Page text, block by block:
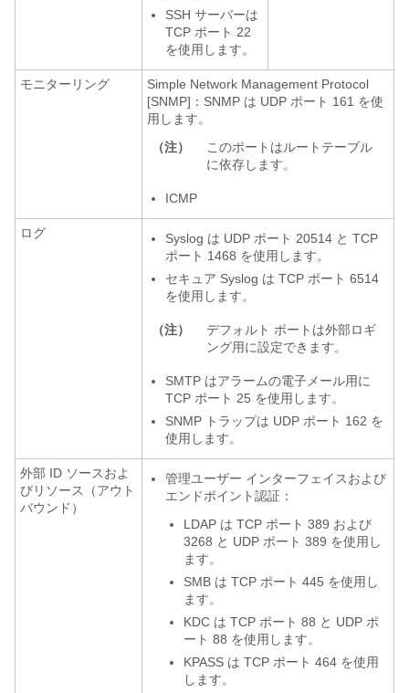
SSH サーバーは
TCP ポート 22
を使用します。
モニターリング
Simple Network Management Protocol
[SNMP]：SNMP は UDP ポート 161 を使
用します。
（注）
このポートはルートテーブル
に依存します。
ICMP
ログ
Syslog は UDP ポート 20514 と TCP
ポート 1468 を使用します。
セキュア Syslog は TCP ポート 6514
を使用します。
（注）
デフォルト ポートは外部ロギ
ング用に設定できます。
SMTP はアラームの電子メール用に
TCP ポート 25 を使用します。
SNMP トラップは UDP ポート 162 を
使用します。
外部 ID ソースおよ
びリソース（アウト
バウンド）
管理ユーザー インターフェイスおよび
エンドポイント認証：
LDAP は TCP ポート 389 および
3268 と UDP ポート 389 を使用し
ます。
SMB は TCP ポート 445 を使用し
ます。
KDC は TCP ポート 88 と UDP ポ
ート 88 を使用します。
KPASS は TCP ポート 464 を使用
します。